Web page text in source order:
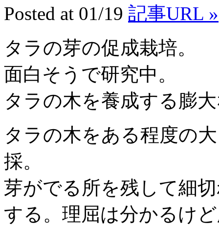
Posted at 01/19 記事URL »
タラの芽の促成栽培。
面白そうで研究中。
タラの木を養成する膨
タラの木をある程度の
採。
芽がでる所を残して細
する。理屈は分かるけ